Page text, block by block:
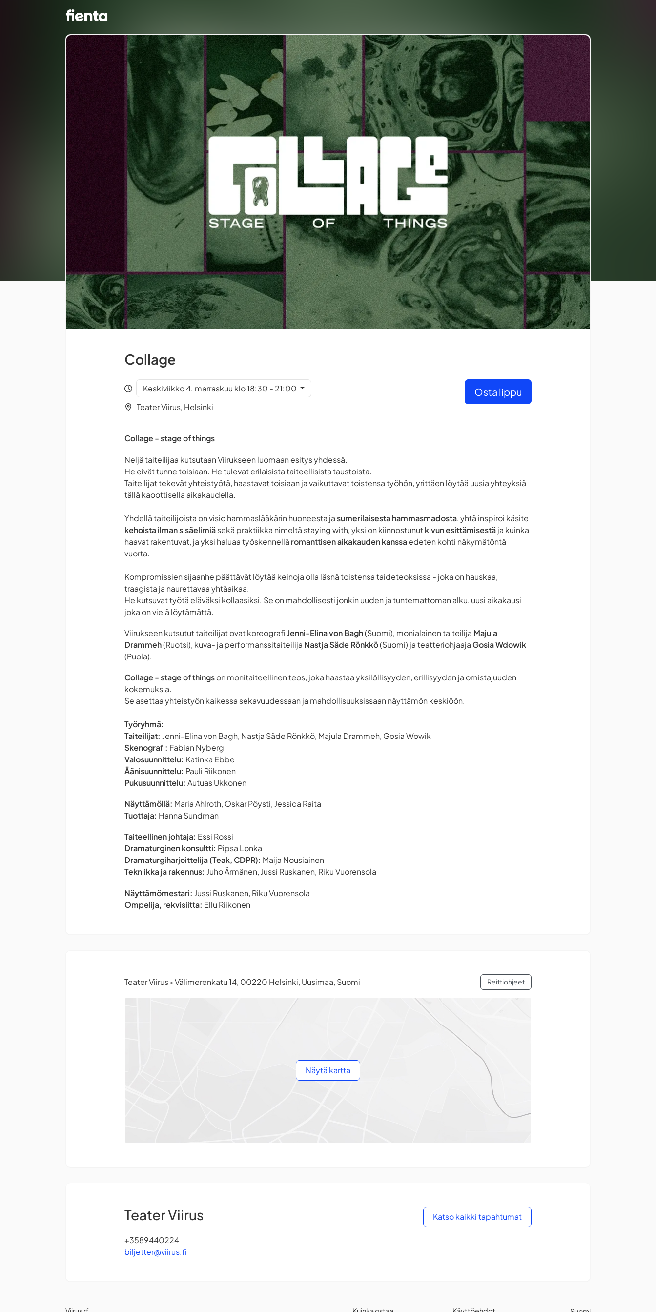
Collage
Keskiviikko 4. marraskuu klo 18:30 - 21:00
Teater Viirus, Helsinki
Osta lippu
Collage - stage of things
Neljä taiteilijaa kutsutaan Viirukseen luomaan esitys yhdessä.
He eivät tunne toisiaan. He tulevat erilaisista taiteellisista taustoista.
Taiteilijat tekevät yhteistyötä, haastavat toisiaan ja vaikuttavat toistensa työhön, yrittäen löytää uusia yhteyksiä
tällä kaoottisella aikakaudella.
Yhdellä taiteilijoista on visio hammaslääkärin huoneesta jasumerilaisesta hammasmadosta, yhtä inspiroi käsite
kehoista ilman sisäelimiäsekä praktiikka nimeltä staying with, yksi on kiinnostunutkivun esittämisestäja kuinka
haavat rakentuvat, ja yksi haluaa työskennellä romanttisen aikakauden kanssaedeten kohti näkymätöntä
vuorta.
Kompromissien sijaanhe päättävät löytää keinoja olla läsnä toistensa taideteoksissa - joka on hauskaa,
traagista ja naurettavaa yhtäaikaa.
He kutsuvat työtä eläväksi kollaasiksi. Se on mahdollisesti jonkin uuden ja tuntemattoman alku, uusi aikakausi
joka on vielä löytämättä.
Viirukseen kutsutut taiteilijat ovat koreografiJenni-Elina von Bagh(Suomi), monialainen taiteilija Majula
Drammeh(Ruotsi), kuva- ja performanssitaiteilija Nastja Säde Rönkkö(Suomi) ja teatteriohjaaja Gosia Wdowik
(Puola).
Collage - stage of thingson monitaiteellinen teos, joka haastaa yksilöllisyyden, erillisyyden ja omistajuuden
kokemuksia.
Se asettaa yhteistyön kaikessa sekavuudessaan ja mahdollisuuksissaan näyttämön keskiöön.
Työryhmä:
Taiteilijat: Jenni-Elina von Bagh, Nastja Säde Rönkkö, Majula Drammeh, Gosia Wowik
Skenografi: Fabian Nyberg
Valosuunnittelu: Katinka Ebbe
Äänisuunnittelu: Pauli Riikonen
Pukusuunnittelu: Autuas Ukkonen
Näyttämöllä: Maria Ahlroth, Oskar Pöysti, Jessica Raita
Tuottaja: Hanna Sundman
Taiteellinen johtaja: Essi Rossi
Dramaturginen konsultti: Pipsa Lonka
Dramaturgiharjoittelija (Teak, CDPR): Maija Nousiainen
Tekniikka ja rakennus: Juho Ärmänen, Jussi Ruskanen, Riku Vuorensola
Näyttämömestari: Jussi Ruskanen, Riku Vuorensola
Ompelija, rekvisiitta: Ellu Riikonen
Teater Viirus • Välimerenkatu 14, 00220 Helsinki, Uusimaa, Suomi Reittiohjeet
Näytä kartta
Teater Viirus
+3589440224
biljetter@viirus.fi
Katso kaikki tapahtumat